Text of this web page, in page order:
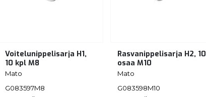
Voitelunippelisarja H1,
10 kpl M8
Mato
G083597M8
Rasvanippelisarja H2, 10
osaa M10
Mato
G083598M10